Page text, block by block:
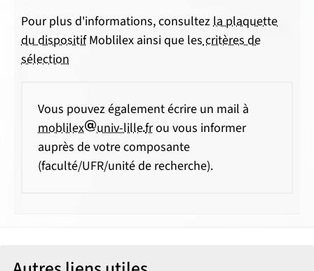
Pour plus d'informations, consultezla plaquette
du dispositifMoblilex ainsi que lescritères de
sélection
Vous pouvez également écrire un mail à
moblilex
arobase
univ-lillepoint
frou vous informer
auprès de votre composante
(faculté/UFR/unité de recherche).